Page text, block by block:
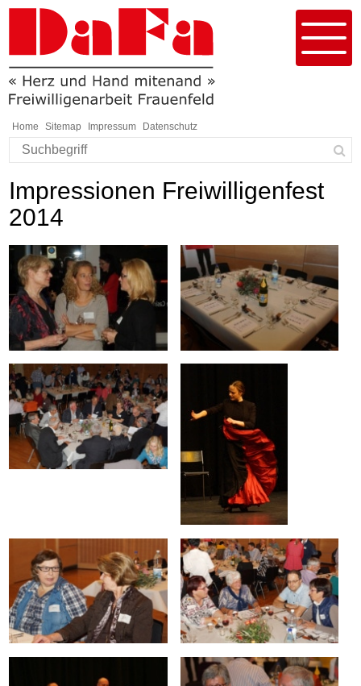
Navigieren in DaFa Frauenfeld
Schnellnavigation
Home Sitemap Impressum
Datenschutz
Suchbegriff
Menu
Impressionen Freiwilligenfest
2014